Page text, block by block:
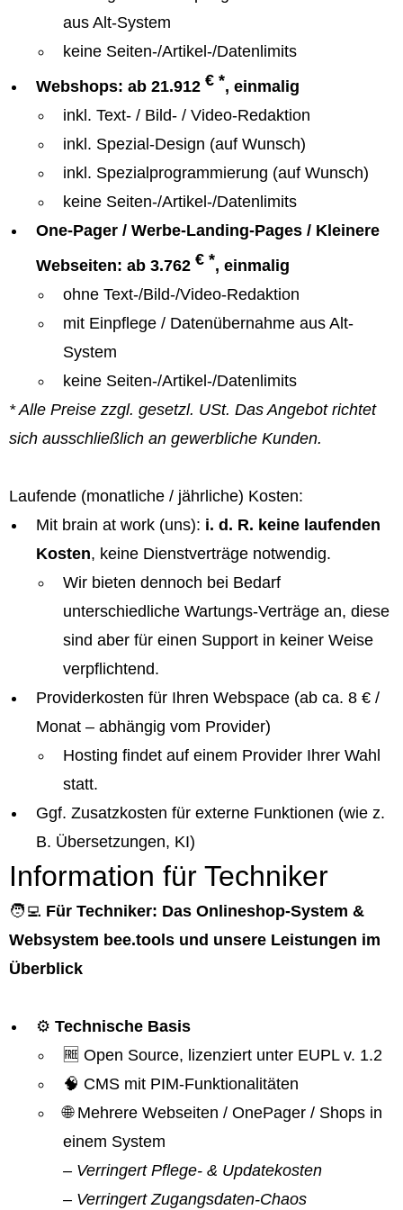
aus Alt-System
keine Seiten-/Artikel-/Datenlimits
Webshops: ab 21.912 € *, einmalig
inkl. Text- / Bild- / Video-Redaktion
inkl. Spezial-Design (auf Wunsch)
inkl. Spezialprogrammierung (auf Wunsch)
keine Seiten-/Artikel-/Datenlimits
One-Pager / Werbe-Landing-Pages / Kleinere
Webseiten: ab 3.762 € *, einmalig
ohne Text-/Bild-/Video-Redaktion
mit Einpflege / Datenübernahme aus Alt-
System
keine Seiten-/Artikel-/Datenlimits
* Alle Preise zzgl. gesetzl. USt. Das Angebot richtet
sich ausschließlich an gewerbliche Kunden.
Laufende (monatliche / jährliche) Kosten:
Mit brain at work (uns): i. d. R. keine laufenden
Kosten, keine Dienstverträge notwendig.
Wir bieten dennoch bei Bedarf
unterschiedliche Wartungs-Verträge an, diese
sind aber für einen Support in keiner Weise
verpflichtend.
Providerkosten für Ihren Webspace (ab ca. 8 € /
Monat – abhängig vom Provider)
Hosting findet auf einem Provider Ihrer Wahl
statt.
Ggf. Zusatzkosten für externe Funktionen (wie z.
B. Übersetzungen, KI)
Information für Techniker
🧑‍💻 Für Techniker: Das Onlineshop-System &
Websystem bee.tools und unsere Leistungen im
Überblick
⚙️ Technische Basis
🆓 Open Source, lizenziert unter EUPL v. 1.2
🧠 CMS mit PIM-Funktionalitäten
🌐 Mehrere Webseiten / OnePager / Shops in
einem System
– Verringert Pflege- & Updatekosten
– Verringert Zugangsdaten-Chaos